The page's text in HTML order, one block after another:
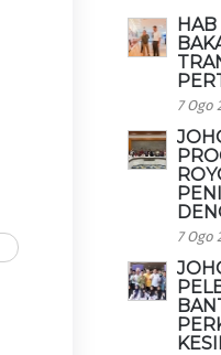
HAB
7 Ogo
7 Ogo